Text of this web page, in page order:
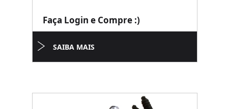
Faça Login e Compre :)
SAIBA MAIS